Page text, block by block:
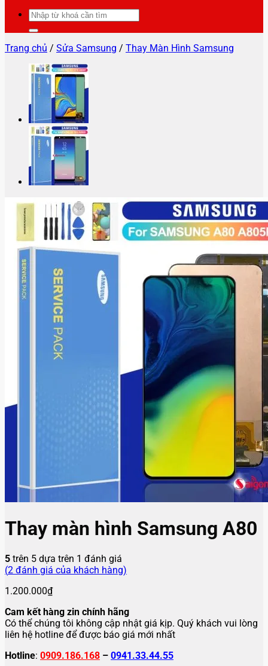
Tìm
kiếm:
Trang chủ / Sửa Samsung / Thay Màn Hình Samsung
Thay màn hình Samsung A80
5 trên 5 dựa trên 1 đánh giá
(2 đánh giá của khách hàng)
1.200.000₫
Cam kết hàng zin chính hãng
Có thể chúng tôi không cập nhật giá kịp. Quý khách vui lòng
liên hệ hotline để được báo giá mới nhất
Hotline: 0909.186.168 – 0941.33.44.55